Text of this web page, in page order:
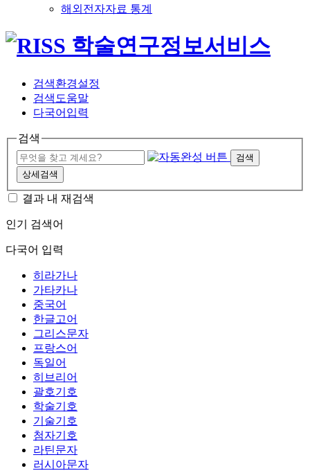
해외전자자료 통계
검색환경설정
검색도움말
다국어입력
검색
검색
상세검색
결과 내 재검색
인기 검색어
다국어 입력
히라가나
가타카나
중국어
한글고어
그리스문자
프랑스어
독일어
히브리어
괄호기호
학술기호
기술기호
첨자기호
라틴문자
러시아문자